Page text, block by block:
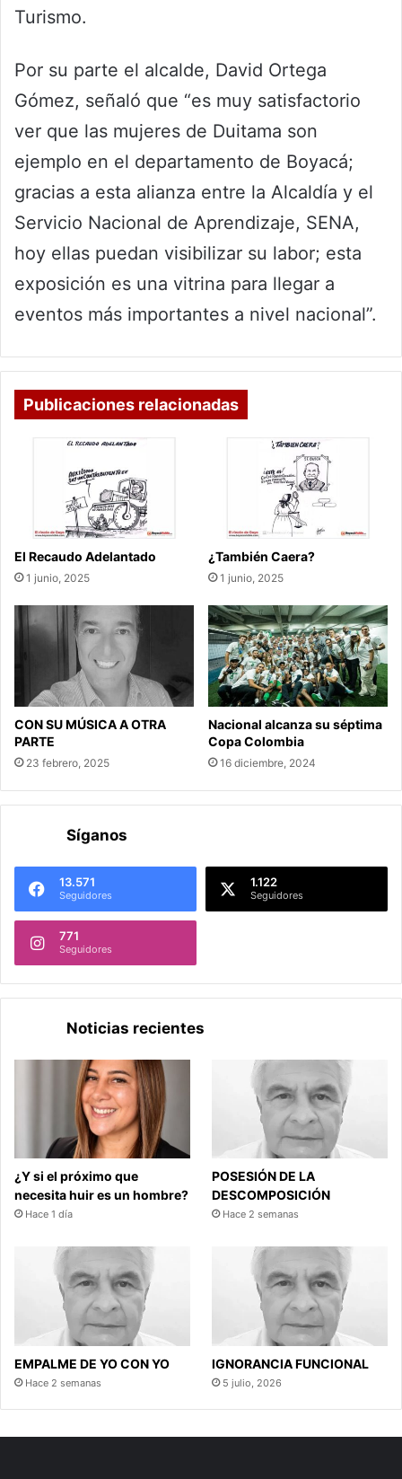
Turismo.
Por su parte el alcalde, David Ortega
Gómez, señaló que “es muy satisfactorio
ver que las mujeres de Duitama son
ejemplo en el departamento de Boyacá;
gracias a esta alianza entre la Alcaldía y el
Servicio Nacional de Aprendizaje, SENA,
hoy ellas puedan visibilizar su labor; esta
exposición es una vitrina para llegar a
eventos más importantes a nivel nacional”.
Publicaciones relacionadas
El Recaudo Adelantado
1 junio, 2025
¿También Caera?
1 junio, 2025
CON SU MÚSICA A OTRA
PARTE
23 febrero, 2025
Nacional alcanza su séptima
Copa Colombia
16 diciembre, 2024
Síganos
13.571
Seguidores
1.122
Seguidores
771
Seguidores
Noticias recientes
¿Y si el próximo que
necesita huir es un hombre?
Hace 1 día
POSESIÓN DE LA
DESCOMPOSICIÓN
Hace 2 semanas
EMPALME DE YO CON YO
Hace 2 semanas
IGNORANCIA FUNCIONAL
5 julio, 2026